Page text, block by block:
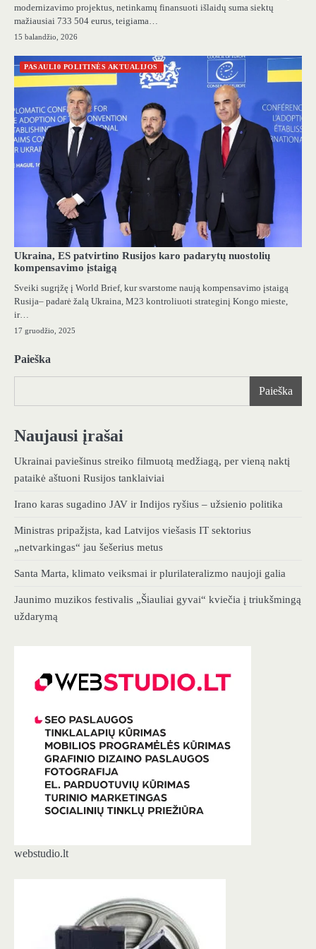
modernizavimo projektus, netinkamų finansuoti išlaidų suma siektų
mažiausiai 733 504 eurus, teigiama…
15 balandžio, 2026
PASAULI0 POLITINĖS AKTUALIJOS
Ukraina, ES patvirtino Rusijos karo padarytų nuostolių
kompensavimo įstaigą
Sveiki sugrįžę į World Brief, kur svarstome naują kompensavimo įstaigą
Rusija– padarė žalą Ukraina, M23 kontroliuoti strateginį Kongo mieste,
ir…
17 gruodžio, 2025
Paieška
Paieška
Naujausi įrašai
Ukrainai paviešinus streiko filmuotą medžiagą, per vieną naktį
pataikė aštuoni Rusijos tanklaiviai
Irano karas sugadino JAV ir Indijos ryšius – užsienio politika
Ministras pripažįsta, kad Latvijos viešasis IT sektorius
„netvarkingas“ jau šešerius metus
Santa Marta, klimato veiksmai ir plurilateralizmo naujoji galia
Jaunimo muzikos festivalis „Šiauliai gyvai“ kviečia į triukšmingą
uždarymą
webstudio.lt